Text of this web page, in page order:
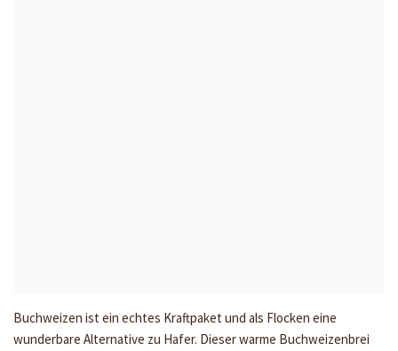
Buchweizen ist ein echtes Kraftpaket und als Flocken eine
wunderbare Alternative zu Hafer. Dieser warme Buchweizenbrei